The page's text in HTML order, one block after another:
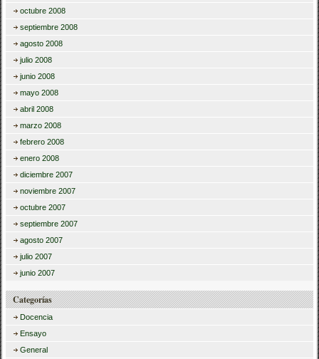
octubre 2008
septiembre 2008
agosto 2008
julio 2008
junio 2008
mayo 2008
abril 2008
marzo 2008
febrero 2008
enero 2008
diciembre 2007
noviembre 2007
octubre 2007
septiembre 2007
agosto 2007
julio 2007
junio 2007
Categorías
Docencia
Ensayo
General